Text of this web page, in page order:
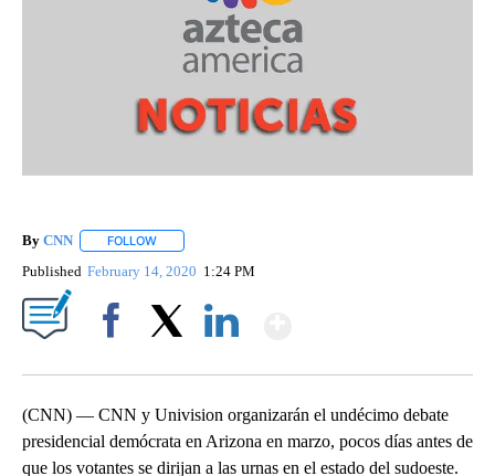
By CNN FOLLOW
Published February 14, 2020 1:24 PM
(CNN) — CNN y Univision organizarán el undécimo debate
presidencial demócrata en Arizona en marzo, pocos días antes de
que los votantes se dirijan a las urnas en el estado del sudoeste.